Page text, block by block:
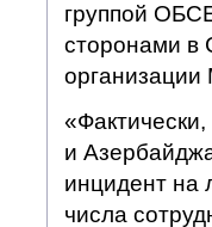
группой
сторонами в
организации
и
инцидент на
числа